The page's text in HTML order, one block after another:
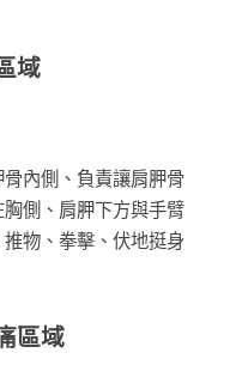
域
內側、負責讓肩胛骨
側、肩胛下方與手臂
物、拳擊、伏地挺身
區域